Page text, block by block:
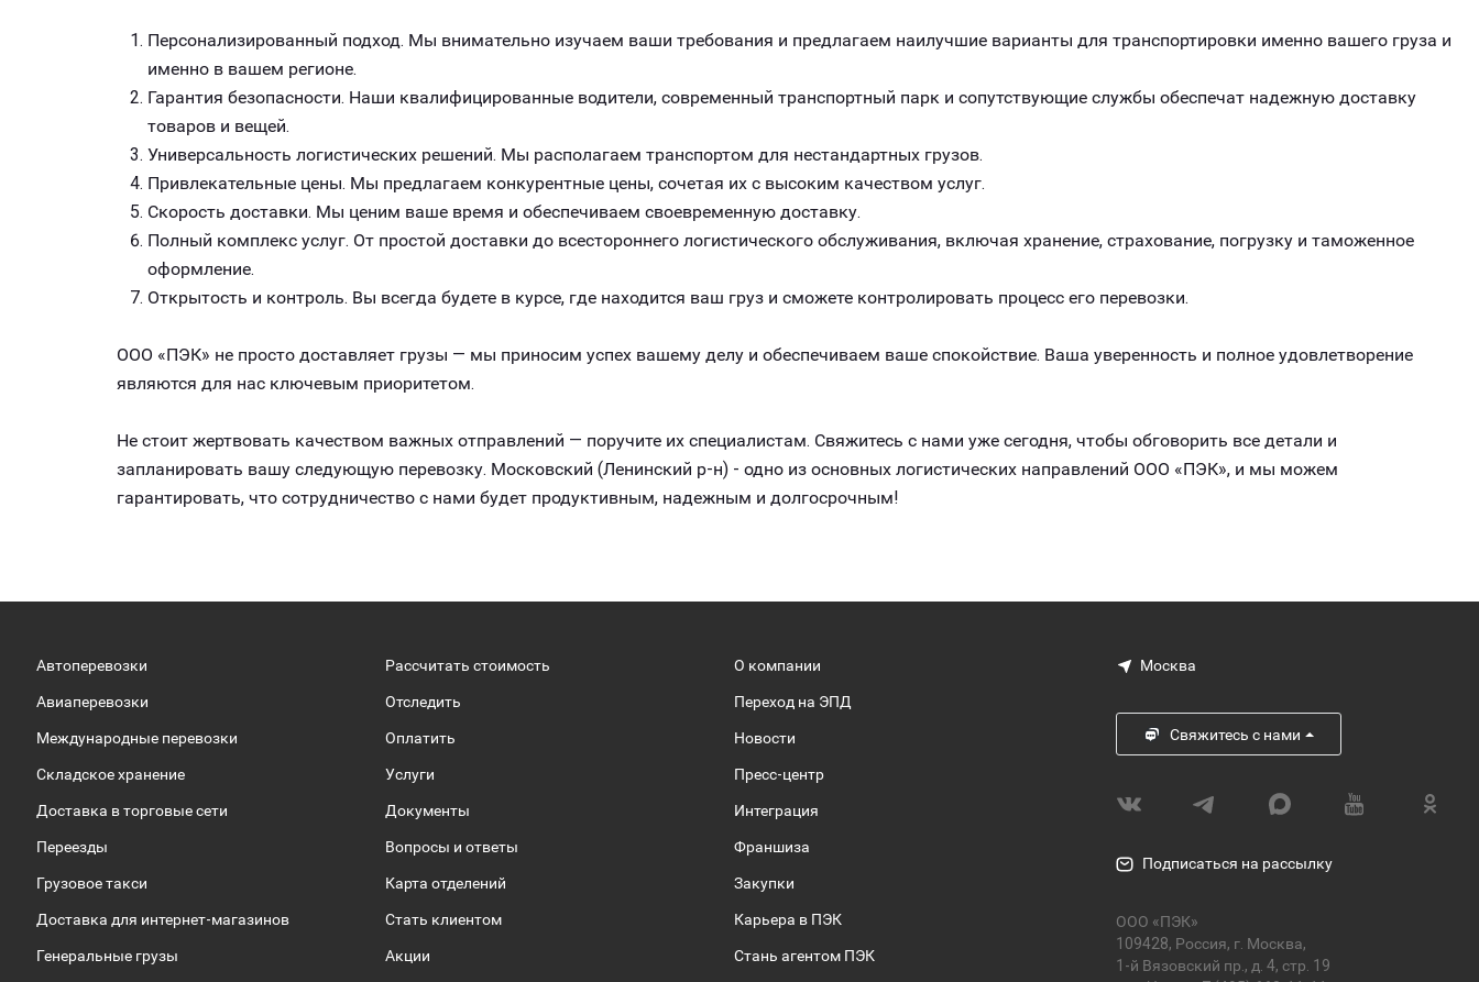
Персонализированный подход. Мы внимательно изучаем ваши требования и предлагаем наилучшие варианты для транспортировки именно вашего груза и
именно в вашем регионе.
Гарантия безопасности. Наши квалифицированные водители, современный транспортный парк и сопутствующие службы обеспечат надежную доставку
товаров и вещей.
Универсальность логистических решений. Мы располагаем транспортом для нестандартных грузов.
Привлекательные цены. Мы предлагаем конкурентные цены, сочетая их с высоким качеством услуг.
Скорость доставки. Мы ценим ваше время и обеспечиваем своевременную доставку.
Полный комплекс услуг. От простой доставки до всестороннего логистического обслуживания, включая хранение, страхование, погрузку и таможенное
оформление.
Открытость и контроль. Вы всегда будете в курсе, где находится ваш груз и сможете контролировать процесс его перевозки.
ООО «ПЭК» не просто доставляет грузы — мы приносим успех вашему делу и обеспечиваем ваше спокойствие. Ваша уверенность и полное удовлетворение
являются для нас ключевым приоритетом.
Не стоит жертвовать качеством важных отправлений — поручите их специалистам. Свяжитесь с нами уже сегодня, чтобы обговорить все детали и
запланировать вашу следующую перевозку. Московский (Ленинский р-н) - одно из основных логистических направлений ООО «ПЭК», и мы можем
гарантировать, что сотрудничество с нами будет продуктивным, надежным и долгосрочным!
Автоперевозки
Авиаперевозки
Международные перевозки
Складское хранение
Доставка в торговые сети
Переезды
Грузовое такси
Доставка для интернет-магазинов
Генеральные грузы
Рассчитать стоимость
Отследить
Оплатить
Услуги
Документы
Вопросы и ответы
Карта отделений
Стать клиентом
Акции
О компании
Переход на ЭПД
Новости
Пресс-центр
Интеграция
Франшиза
Закупки
Карьера в ПЭК
Стань агентом ПЭК
Москва
Свяжитесь с нами
Подписаться на рассылку
ООО «ПЭК»
109428, Россия, г. Москва,
1-й Вязовский пр., д. 4, стр. 19